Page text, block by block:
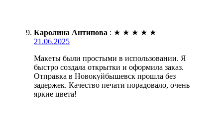
Каролина Антипова : ★ ★ ★ ★ ★
21.06.2025
Макеты были простыми в использовании. Я
быстро создала открытки и оформила заказ.
Отправка в Новокуйбышевск прошла без
задержек. Качество печати порадовало, очень
яркие цвета!